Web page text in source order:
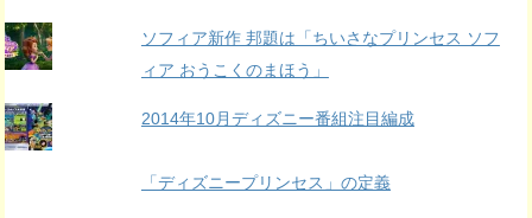
ソフィア新作 邦題は「ちいさなプリンセス ソフ
ィア おうこくのまほう」
2014年10月ディズニー番組注目編成
「ディズニープリンセス」の定義